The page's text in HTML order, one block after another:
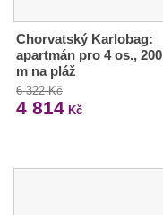
Chorvatský Karlobag:
apartmán pro 4 os., 200
m na pláž
6 322 Kč
4 814 Kč